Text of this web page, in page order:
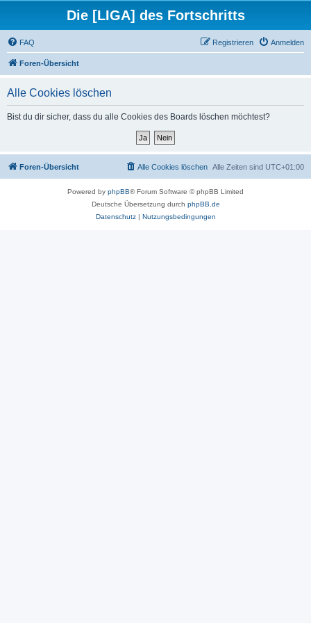
Die [LIGA] des Fortschritts
FAQ Anmelden
Registrieren
Foren-Übersicht
Alle Cookies löschen
Bist du dir sicher, dass du alle Cookies des Boards löschen möchtest?
Foren-Übersicht Alle Zeiten sind UTC+01:00
Alle Cookies löschen
Powered by phpBB® Forum Software © phpBB Limited
Deutsche Übersetzung durch phpBB.de
Datenschutz| Nutzungsbedingungen